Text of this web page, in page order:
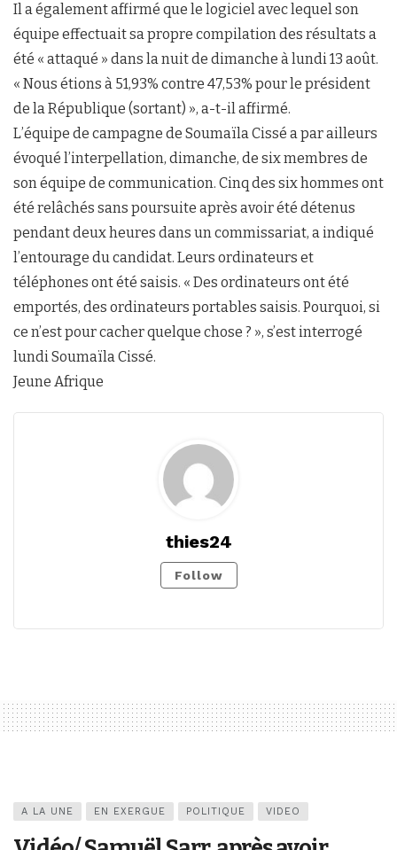
Il a également affirmé que le logiciel avec lequel son
équipe effectuait sa propre compilation des résultats a
été « attaqué » dans la nuit de dimanche à lundi 13 août.
« Nous étions à 51,93% contre 47,53% pour le président
de la République (sortant) », a-t-il affirmé.
L’équipe de campagne de Soumaïla Cissé a par ailleurs
évoqué l’interpellation, dimanche, de six membres de
son équipe de communication. Cinq des six hommes ont
été relâchés sans poursuite après avoir été détenus
pendant deux heures dans un commissariat, a indiqué
l’entourage du candidat. Leurs ordinateurs et
téléphones ont été saisis. « Des ordinateurs ont été
emportés, des ordinateurs portables saisis. Pourquoi, si
ce n’est pour cacher quelque chose ? », s’est interrogé
lundi Soumaïla Cissé.
Jeune Afrique
thies24
Follow
A LA UNE EN EXERGUE POLITIQUE VIDEO